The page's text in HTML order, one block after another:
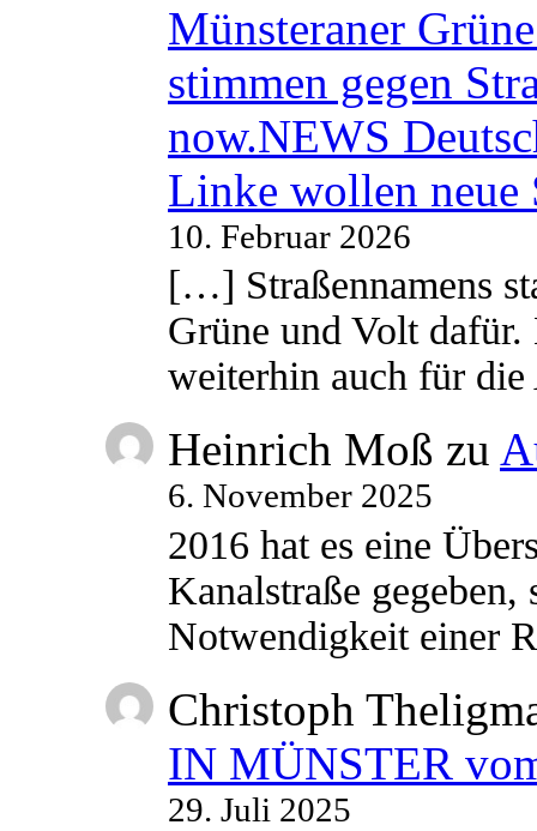
Münsteraner
stimmen gegen
now.NEWS
Linke wollen neue
10. Februar 2026
[…] Straßennamens
Grüne und Volt
weiterhin auch für
Heinrich Moß zu
6. November 2025
2016 hat es eine
Kanalstraße
Notwendigkeit einer
Christoph
IN MÜNSTER
29. Juli 2025